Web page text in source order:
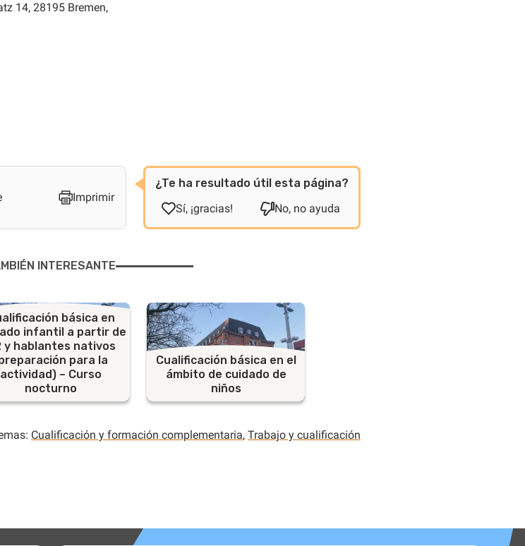
14, 28195 Bremen,
Imprimir
¿Te ha resultado útil esta página?
Sí, ¡gracias!
No, no ayuda
INTERESANTE
básica en
infantil a partir de
y hablantes nativos
para la
actividad) – Curso
nocturno
Cualificación básica en el
ámbito de cuidado de
niños
Cualificación y formación complementaria, Trabajo y cualificación